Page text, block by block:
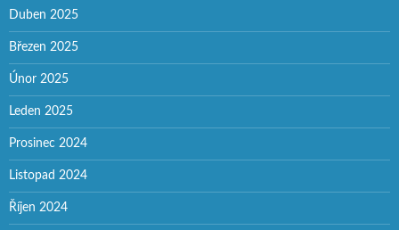
Duben 2025
Březen 2025
Únor 2025
Leden 2025
Prosinec 2024
Listopad 2024
Říjen 2024